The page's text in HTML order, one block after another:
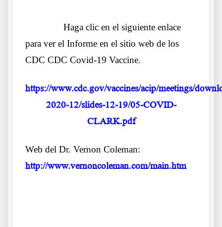
Haga clic en el siguiente enlace
para ver el Informe en el sitio web de los
CDC CDC Covid-19 Vaccine.
https://www.cdc.gov/vaccines/acip/meetings/
2020-12/slides-12-19/05-COVID-
CLARK.pdf
Web del Dr. Vernon Coleman:
http://www.vernoncoleman.com/main.htm